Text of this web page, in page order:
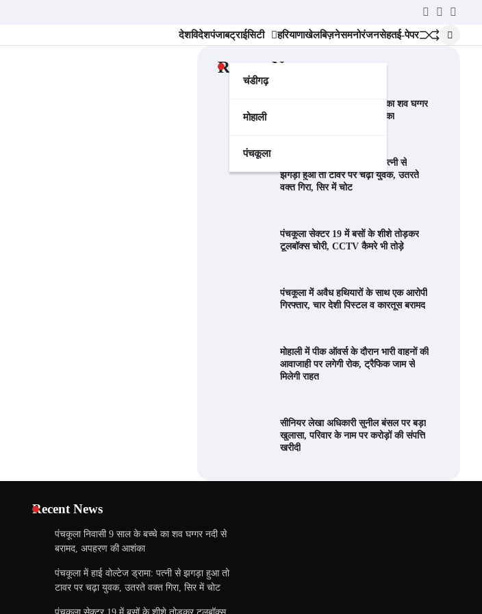
Twitter
YouTube
देशविदेशपंजाबट्राईसिटी
चंडीगढ़
मोहाली
पंचकूला
हरियाणाखेलबिज़नेसमनोरंजनसेहतई-पेपर
Recent News
पंचकूला निवासी 9 साल के बच्चे का शव घग्गर
नदी से बरामद, अपहरण की आशंका
पंचकूला में हाई वोल्टेज ड्रामा: पत्नी से
झगड़ा हुआ तो टावर पर चढ़ा युवक, उतरते
वक्त गिरा, सिर में चोट
पंचकूला सेक्टर 19 में बसों के शीशे तोड़कर
टूलबॉक्स चोरी, CCTV कैमरे भी तोड़े
पंचकूला में अवैध हथियारों के साथ एक आरोपी
गिरफ्तार, चार देशी पिस्टल व कारतूस बरामद
मोहाली में पीक ऑवर्स के दौरान भारी वाहनों की
आवाजाही पर लगेगी रोक, ट्रैफिक जाम से
मिलेगी राहत
सीनियर लेखा अधिकारी सुनील बंसल पर बड़ा
खुलासा, परिवार के नाम पर करोड़ों की संपत्ति
खरीदी
Recent News
पंचकूला निवासी 9 साल के बच्चे का शव घग्गर नदी से
बरामद, अपहरण की आशंका
पंचकूला में हाई वोल्टेज ड्रामा: पत्नी से झगड़ा हुआ तो
टावर पर चढ़ा युवक, उतरते वक्त गिरा, सिर में चोट